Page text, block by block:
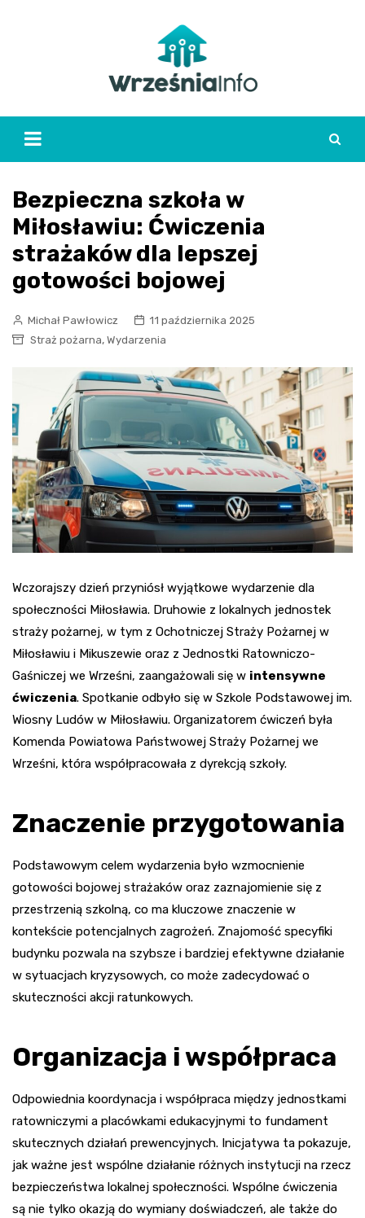
Bezpieczna szkoła w
Miłosławiu: Ćwiczenia
strażaków dla lepszej
gotowości bojowej
Michał Pawłowicz
11 października 2025
Straż pożarna, Wydarzenia
Wczorajszy dzień przyniósł wyjątkowe wydarzenie dla
społeczności Miłosławia. Druhowie z lokalnych jednostek
straży pożarnej, w tym z Ochotniczej Straży Pożarnej w
Miłosławiu i Mikuszewie oraz z Jednostki Ratowniczo-
Gaśniczej we Wrześni, zaangażowali się w intensywne
ćwiczenia. Spotkanie odbyło się w Szkole Podstawowej im.
Wiosny Ludów w Miłosławiu. Organizatorem ćwiczeń była
Komenda Powiatowa Państwowej Straży Pożarnej we
Wrześni, która współpracowała z dyrekcją szkoły.
Znaczenie przygotowania
Podstawowym celem wydarzenia było wzmocnienie
gotowości bojowej strażaków oraz zaznajomienie się z
przestrzenią szkolną, co ma kluczowe znaczenie w
kontekście potencjalnych zagrożeń. Znajomość specyfiki
budynku pozwala na szybsze i bardziej efektywne działanie
w sytuacjach kryzysowych, co może zadecydować o
skuteczności akcji ratunkowych.
Organizacja i współpraca
Odpowiednia koordynacja i współpraca między jednostkami
ratowniczymi a placówkami edukacyjnymi to fundament
skutecznych działań prewencyjnych. Inicjatywa ta pokazuje,
jak ważne jest wspólne działanie różnych instytucji na rzecz
bezpieczeństwa lokalnej społeczności. Wspólne ćwiczenia
są nie tylko okazją do wymiany doświadczeń, ale także do